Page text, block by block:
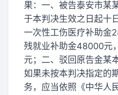
果：一、被告泰安市某
于本判决生效之日起十
一次性工伤医疗补助金
残就业补助金48000元
元；二、驳回原告金某
如果未按本判决指定的
务，应当依照《中华人